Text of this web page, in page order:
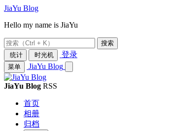
JiaYu Blog
Hello my name is JiaYu
搜索
统计
时光机 登录
菜单 JiaYu Blog
JiaYu Blog RSS
首页
相册
归档